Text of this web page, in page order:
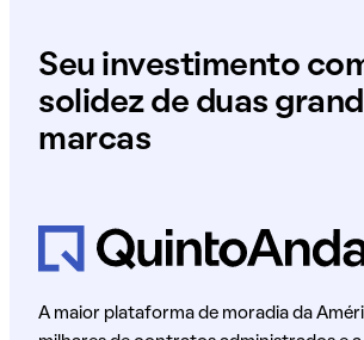
Seu investimento
solidez de duas
marcas
A maior plataforma de moradia da